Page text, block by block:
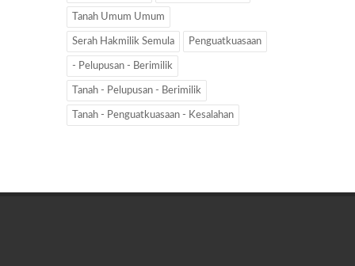
Tanah Umum Umum
Serah Hakmilik Semula Penguatkuasaan
- Pelupusan - Berimilik
Tanah - Pelupusan - Berimilik
Tanah - Penguatkuasaan - Kesalahan